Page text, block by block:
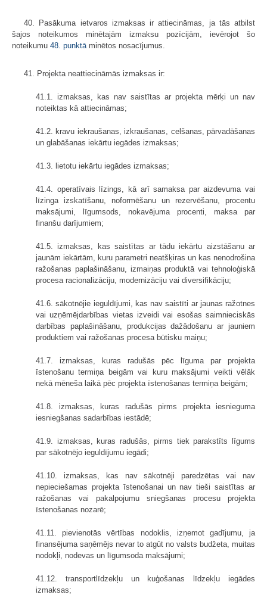
40. Pasākuma ietvaros izmaksas ir attiecināmas, ja tās atbilst
šajos noteikumos minētajām izmaksu pozīcijām, ievērojot šo
noteikumu 48. punktā minētos nosacījumus.
41. Projekta neattiecināmās izmaksas ir:
41.1. izmaksas, kas nav saistītas ar projekta mērķi un nav
noteiktas kā attiecināmas;
41.2. kravu iekraušanas, izkraušanas, celšanas, pārvadāšanas
un glabāšanas iekārtu iegādes izmaksas;
41.3. lietotu iekārtu iegādes izmaksas;
41.4. operatīvais līzings, kā arī samaksa par aizdevuma vai
līzinga izskatīšanu, noformēšanu un rezervēšanu, procentu
maksājumi, līgumsods, nokavējuma procenti, maksa par
finanšu darījumiem;
41.5. izmaksas, kas saistītas ar tādu iekārtu aizstāšanu ar
jaunām iekārtām, kuru parametri neatšķiras un kas nenodrošina
ražošanas paplašināšanu, izmaiņas produktā vai tehnoloģiskā
procesa racionalizāciju, modernizāciju vai diversifikāciju;
41.6. sākotnējie ieguldījumi, kas nav saistīti ar jaunas ražotnes
vai uzņēmējdarbības vietas izveidi vai esošas saimnieciskās
darbības paplašināšanu, produkcijas dažādošanu ar jauniem
produktiem vai ražošanas procesa būtisku maiņu;
41.7. izmaksas, kuras radušās pēc līguma par projekta
īstenošanu termiņa beigām vai kuru maksājumi veikti vēlāk
nekā mēneša laikā pēc projekta īstenošanas termiņa beigām;
41.8. izmaksas, kuras radušās pirms projekta iesnieguma
iesniegšanas sadarbības iestādē;
41.9. izmaksas, kuras radušās, pirms tiek parakstīts līgums
par sākotnējo ieguldījumu iegādi;
41.10. izmaksas, kas nav sākotnēji paredzētas vai nav
nepieciešamas projekta īstenošanai un nav tieši saistītas ar
ražošanas vai pakalpojumu sniegšanas procesu projekta
īstenošanas nozarē;
41.11. pievienotās vērtības nodoklis, izņemot gadījumu, ja
finansējuma saņēmējs nevar to atgūt no valsts budžeta, muitas
nodokļi, nodevas un līgumsoda maksājumi;
41.12. transportlīdzekļu un kuģošanas līdzekļu iegādes
izmaksas;